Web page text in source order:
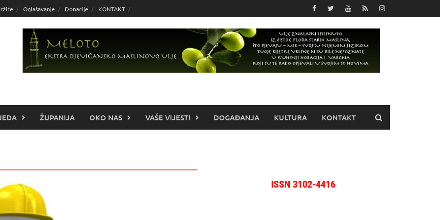
Oglašavanje Donacije KONTAKT
ŽUPANIJA OKO NAS VAŠE VIJESTI DOGAĐANJA KULTURA KONTAKT
ISSN 3102-4416